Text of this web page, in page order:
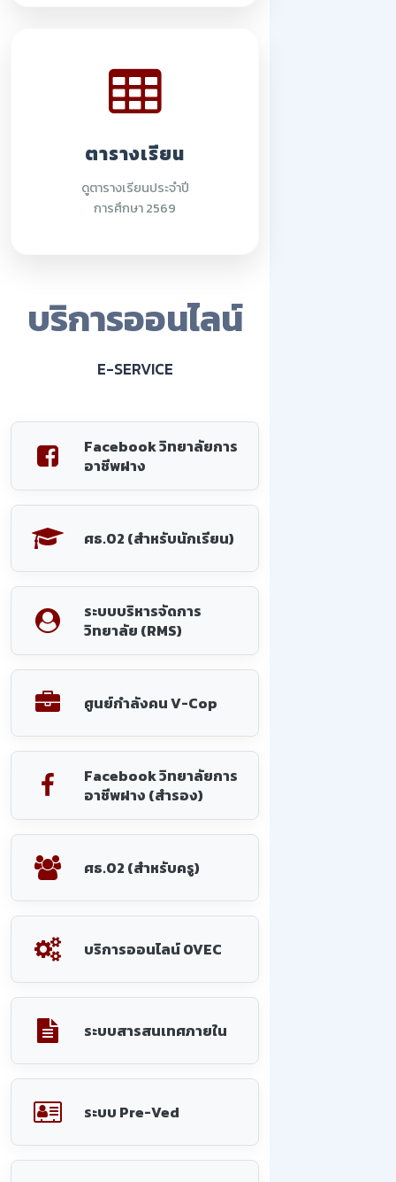
ตารางเรียน
ดูตารางเรียนประจำปี
การศึกษา 2569
บริการออนไลน์
E-SERVICE
Facebook วิทยาลัยการ
อาชีพฝาง
ศธ.02 (สำหรับนักเรียน)
ระบบบริหารจัดการ
วิทยาลัย (RMS)
ศูนย์กำลังคน V-Cop
Facebook วิทยาลัยการ
อาชีพฝาง (สำรอง)
ศธ.02 (สำหรับครู)
บริการออนไลน์ OVEC
ระบบสารสนเทศภายใน
ระบบ Pre-Ved